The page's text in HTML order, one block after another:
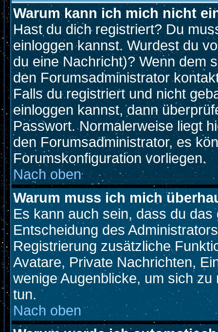
Warum kann ich mich nicht
Hast du dich registriert? Du
einloggen kannst. Wurdest du
du eine Nachricht)? Wenn dem
den Forumsadministrator
Falls du registriert und nicht
einloggen kannst, dann
Passwort. Normalerweise liegt
den Forumsadministrator, es
Forumskonfiguration vorliegen.
Nach oben
Warum muss ich mich
Es kann auch sein, dass du
Entscheidung des
Registrierung zusätzliche
Avatare, Private Nachrichten,
wenige Augenblicke, um sich
tun.
Nach oben